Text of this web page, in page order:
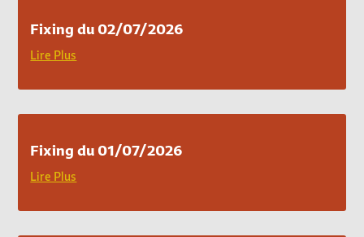
Fixing du 02/07/2026
Lire Plus
Fixing du 01/07/2026
Lire Plus